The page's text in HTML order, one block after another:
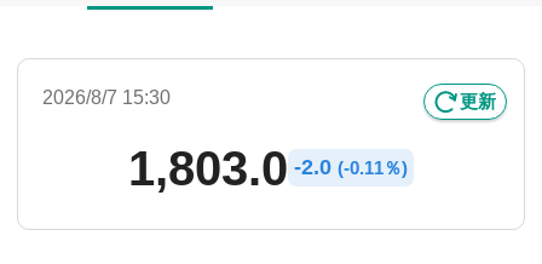
2026/8/7 15:30 更新
1,803.0 -2.0 (-0.11％)